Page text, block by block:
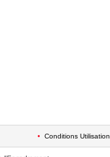
• Conditions Utilisation